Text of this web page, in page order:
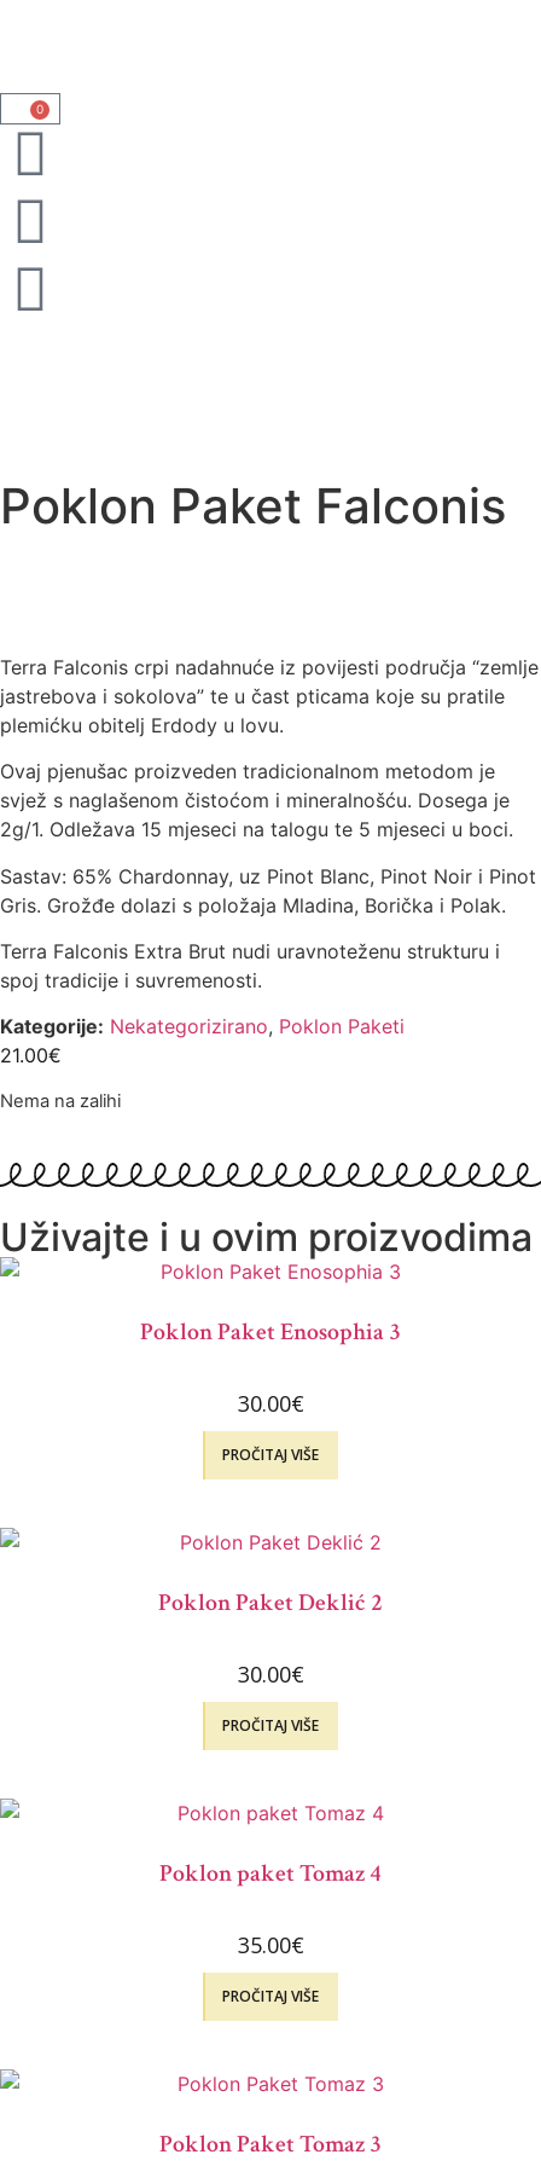
0
Poklon Paket Falconis
Terra Falconis crpi nadahnuće iz povijesti područja “zemlje
jastrebova i sokolova” te u čast pticama koje su pratile
plemićku obitelj Erdody u lovu.
Ovaj pjenušac proizveden tradicionalnom metodom je
svjež s naglašenom čistoćom i mineralnošću. Dosega je
2g/1. Odležava 15 mjeseci na talogu te 5 mjeseci u boci.
Sastav: 65% Chardonnay, uz Pinot Blanc, Pinot Noir i Pinot
Gris. Grožđe dolazi s položaja Mladina, Borička i Polak.
Terra Falconis Extra Brut nudi uravnoteženu strukturu i
spoj tradicije i suvremenosti.
Kategorije: Nekategorizirano, Poklon Paketi
21.00€
Nema na zalihi
Uživajte i u ovim proizvodima
Poklon Paket Enosophia 3
30.00€
PROČITAJ VIŠE
Poklon Paket Deklić 2
30.00€
PROČITAJ VIŠE
Poklon paket Tomaz 4
35.00€
PROČITAJ VIŠE
Poklon Paket Tomaz 3